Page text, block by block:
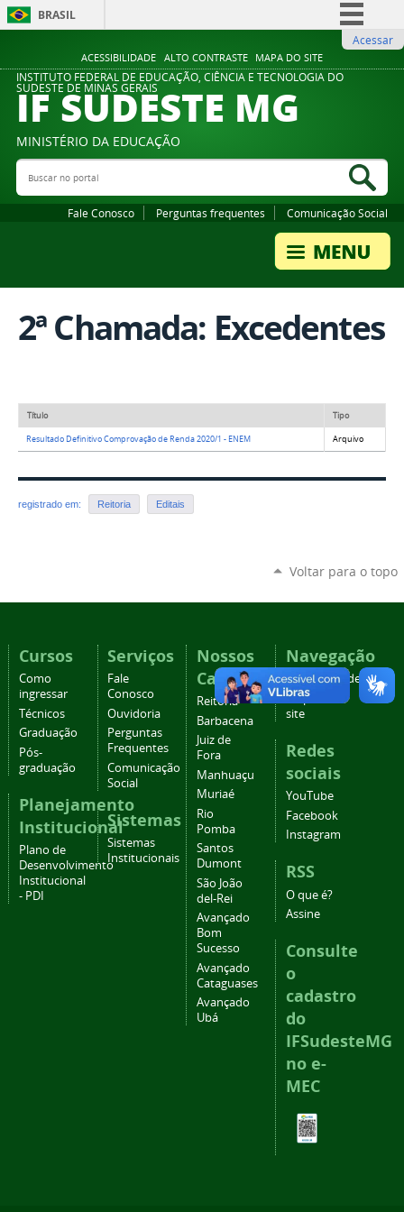
ACESSIBILIDADE ALTO CONTRASTE MAPA DO SITE
BRASIL
Comunica BR
Participe
Legislação
Acessar
INSTITUTO FEDERAL DE EDUCAÇÃO, CIÊNCIA E TECNOLOGIA DO
SUDESTE DE MINAS GERAIS
IF SUDESTE MG
MINISTÉRIO DA EDUCAÇÃO
Buscar no portal
Fale Conosco Perguntas frequentes Comunicação Social
2ª Chamada: Excedentes
Título Tipo
Resultado Definitivo Comprovação de Renda 2020/1 - ENEM Arquivo
registrado em: Reitoria Editais
Voltar para o topo
Cursos
Como
ingressar
Técnicos
Graduação
Pós-
graduação
Planejamento
Institucional
Plano de
Desenvolvimento
Institucional
- PDI
Serviços
Fale
Conosco
Ouvidoria
Perguntas
Frequentes
Comunicação
Social
Sistemas
Sistemas
Institucionais
Nossos
Campi
Reitoria
Barbacena
Juiz de
Fora
Manhuaçu
Muriaé
Rio
Pomba
Santos
Dumont
São João
del-Rei
Avançado
Bom
Sucesso
Avançado
Cataguases
Avançado
Ubá
Navegação
Acessibilidade
Mapa do
site
Redes
sociais
YouTube
Facebook
Instagram
RSS
O que é?
Assine
Consulte
o
cadastro
do
IFSudesteMG
no e-
MEC